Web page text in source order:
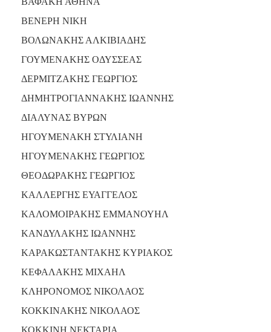
ΒΕΝΕΡΗ ΝΙΚΗ
ΒΟΛΩΝΑΚΗΣ ΑΛΚΙΒΙΑΔΗΣ
ΓΟΥΜΕΝΑΚΗΣ ΟΔΥΣΣΕΑΣ
ΔΕΡΜΙΤΖΑΚΗΣ ΓΕΩΡΓΙΟΣ
ΔΗΜΗΤΡΟΓΙΑΝΝΑΚΗΣ ΙΩΑΝΝΗΣ
ΔΙΑΛΥΝΑΣ ΒΥΡΩΝ
ΗΓΟΥΜΕΝΑΚΗ ΣΤΥΛΙΑΝΗ
ΗΓΟΥΜΕΝΑΚΗΣ ΓΕΩΡΓΙΟΣ
ΘΕΟΔΩΡΑΚΗΣ ΓΕΩΡΓΙΟΣ
ΚΑΛΛΕΡΓΗΣ ΕΥΑΓΓΕΛΟΣ
ΚΑΛΟΜΟΙΡΑΚΗΣ ΕΜΜΑΝΟΥΗΛ
ΚΑΝΔΥΛΑΚΗΣ ΙΩΑΝΝΗΣ
ΚΑΡΑΚΩΣΤΑΝΤΑΚΗΣ ΚΥΡΙΑΚΟΣ
ΚΕΦΑΛΑΚΗΣ ΜΙΧΑΗΛ
ΚΛΗΡΟΝΟΜΟΣ ΝΙΚΟΛΑΟΣ
ΚΟΚΚΙΝΑΚΗΣ ΝΙΚΟΛΑΟΣ
ΚΟΚΚΙΝΗ ΝΕΚΤΑΡΙΑ